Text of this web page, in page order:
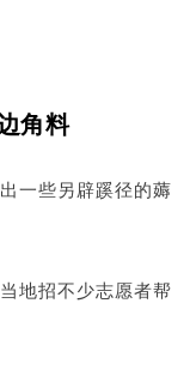
角料
一些另辟蹊径的薅
地招不少志愿者帮